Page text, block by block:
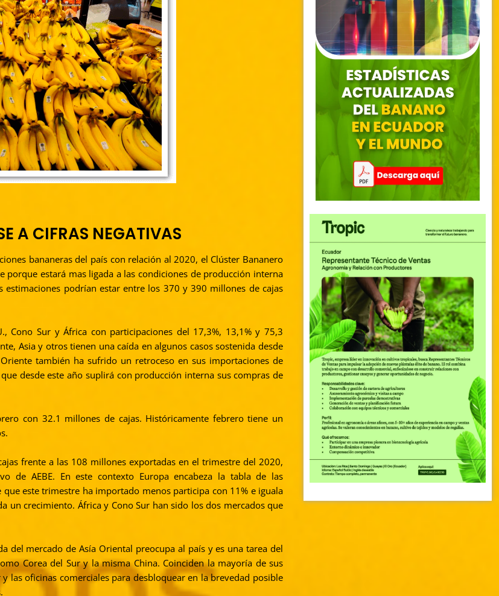
A CIFRAS NEGATIVAS
bananeras del país con relación al 2020, el Clúster Bananero
estará mas ligada a las condiciones de producción interna
podrían estar entre los 370 y 390 millones de cajas
Cono Sur y África con participaciones del 17,3%, 13,1% y 75,3
Asia y otros tienen una caída en algunos casos sostenida desde
también ha sufrido un retroceso en sus importaciones de
desde este año suplirá con producción interna sus compras de
con 32.1 millones de cajas. Históricamente febrero tiene un
frente a las 108 millones exportadas en el trimestre del 2020,
de AEBE. En este contexto Europa encabeza la tabla de las
este trimestre ha importado menos participa con 11% e iguala
un crecimiento. África y Cono Sur han sido los dos mercados que
del mercado de Asía Oriental preocupa al país y es una tarea del
Corea del Sur y la misma China. Coinciden la mayoría de sus
las oficinas comerciales para desbloquear en la brevedad posible